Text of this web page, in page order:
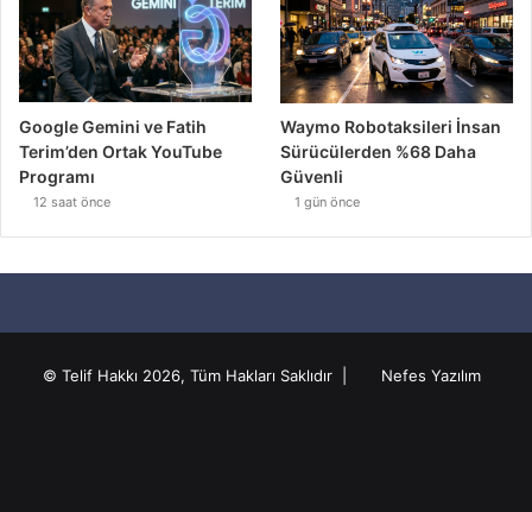
© Telif Hakkı 2026, Tüm Hakları Saklıdır | Nefes Yazılım
Facebook
TwitterPinterestYouTubeInstagram